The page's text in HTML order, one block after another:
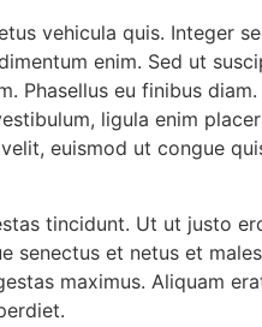
vehicula quis. Integer
enim. Sed ut
Phasellus eu finibus
ligula enim
euismod ut congue
tincidunt. Ut ut justo
senectus et netus et
maximus. Aliquam